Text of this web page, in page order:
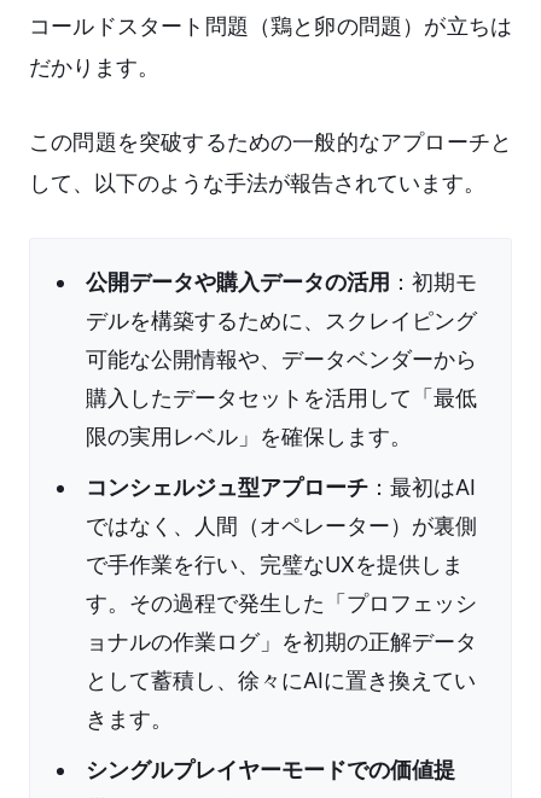
コールドスタート問題（鶏と卵の問題）が立ちは
だかります。
この問題を突破するための一般的なアプローチと
して、以下のような手法が報告されています。
公開データや購入データの活用 ：初期モ
デルを構築するために、スクレイピング
可能な公開情報や、データベンダーから
購入したデータセットを活用して「最低
限の実用レベル」を確保します。
コンシェルジュ型アプローチ ：最初はAI
ではなく、人間（オペレーター）が裏側
で手作業を行い、完璧なUXを提供しま
す。その過程で発生した「プロフェッシ
ョナルの作業ログ」を初期の正解データ
として蓄積し、徐々にAIに置き換えてい
きます。
シングルプレイヤーモードでの価値提